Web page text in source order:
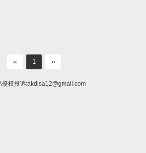
‹‹ 1 ››
侵权投诉:akdlsa12@gmail.com